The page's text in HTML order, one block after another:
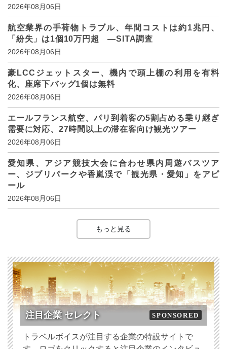
2026年08月06日
航空業界の手荷物トラブル、年間コストは約1兆円、
「紛失」は1個10万円超 ―SITA調査
2026年08月06日
豪LCCジェットスター、機内で頭上棚の利用を有料
化、座席下バッグ1個は無料
2026年08月06日
エールフランス航空、パリ到着客の5割占める乗り継ぎ
需要に対応、27時間以上の滞在客向け観光ツアー
2026年08月06日
愛知県、アジア競技大会に合わせ県内周遊バスツア
ー、ジブリパークや香嵐渓で「観光県・愛知」をアピ
ール
2026年08月06日
もっと見る
注目企業 セレクト SPONSORED
トラベルボイスが注目する企業の特設サイトで